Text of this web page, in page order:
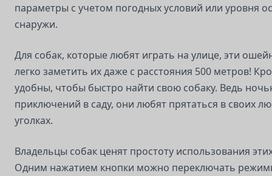
параметры с учетом погодных условий или уровня
снаружи.
Для собак, которые любят играть на улице, эти
легко заметить их даже с расстояния 500 метров!
удобны, чтобы быстро найти свою собаку. Ведь
приключений в саду, они любят прятаться в своих
уголках.
Владельцы собак ценят простоту использования
Одним нажатием кнопки можно переключать